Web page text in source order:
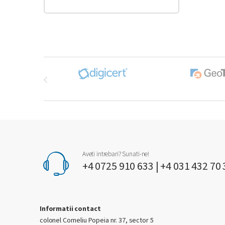
Brands Carousel
Aveti intrebari? Sunati-ne!
+4 0725 910 633 | +4 031 432 70
Informatii contact
colonel Corneliu Popeia nr. 37, sector 5